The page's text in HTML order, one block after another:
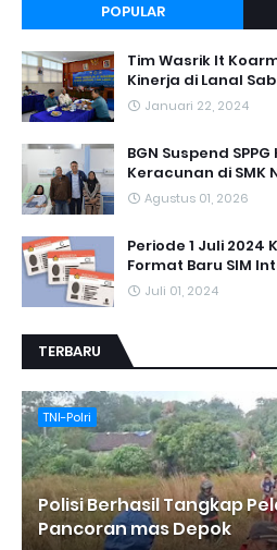
POPULAR
Tim Wasrik It
Kinerja di Lanal
Januari 22, 2024
BGN Suspend
Keracunan di SMK
Agustus 01, 2026
Periode 1 Juli
Format Baru SIM
Juli 01, 2024
TERBARU
TNI-Polri
Polisi Berhasil Tangkap
Pancoran mas Depok